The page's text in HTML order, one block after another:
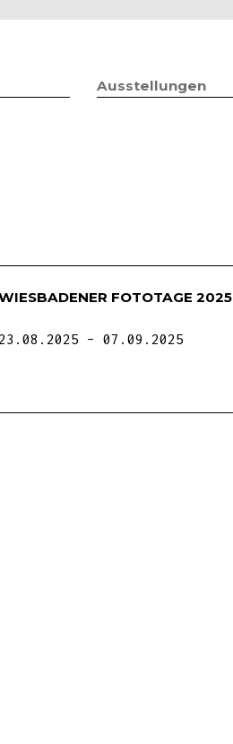
Ausstellungen
FOTOTAGE 2025
23.08.2025 07.09.2025